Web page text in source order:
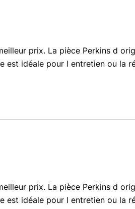
prix. La pièce Perkins d
est idéale pour l entretien ou la
prix. La pièce Perkins d
est idéale pour l entretien ou la